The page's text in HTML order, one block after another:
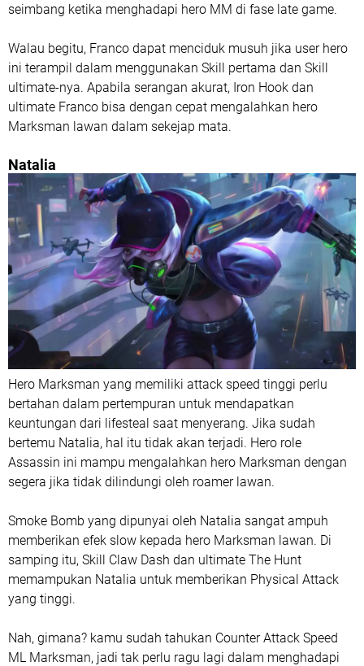
seimbang ketika menghadapi hero MM di fase late game.
Walau begitu, Franco dapat menciduk musuh jika user hero
ini terampil dalam menggunakan Skill pertama dan Skill
ultimate-nya. Apabila serangan akurat, Iron Hook dan
ultimate Franco bisa dengan cepat mengalahkan hero
Marksman lawan dalam sekejap mata.
Natalia
Hero Marksman yang memiliki attack speed tinggi perlu
bertahan dalam pertempuran untuk mendapatkan
keuntungan dari lifesteal saat menyerang. Jika sudah
bertemu Natalia, hal itu tidak akan terjadi. Hero role
Assassin ini mampu mengalahkan hero Marksman dengan
segera jika tidak dilindungi oleh roamer lawan.
Smoke Bomb yang dipunyai oleh Natalia sangat ampuh
memberikan efek slow kepada hero Marksman lawan. Di
samping itu, Skill Claw Dash dan ultimate The Hunt
memampukan Natalia untuk memberikan Physical Attack
yang tinggi.
Nah, gimana? kamu sudah tahukan Counter Attack Speed
ML Marksman, jadi tak perlu ragu lagi dalam menghadapi